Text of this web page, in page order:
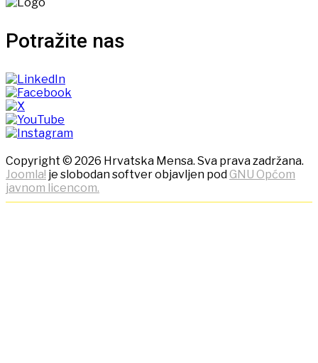
Potražite nas
Copyright © 2026 Hrvatska Mensa. Sva prava zadržana.
Joomla! je slobodan softver objavljen pod GNU Općom
javnom licencom.